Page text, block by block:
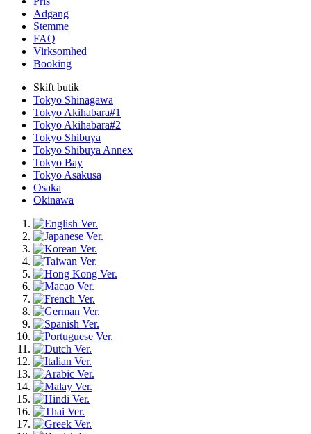
Adgang
Stemme
FAQ
Virksomhed
Booking
Skift butik
Tokyo Shinagawa
Tokyo Akihabara#1
Tokyo Akihabara#2
Tokyo Shibuya
Tokyo Shibuya Annex
Tokyo Bay
Tokyo Asakusa
Osaka
Okinawa